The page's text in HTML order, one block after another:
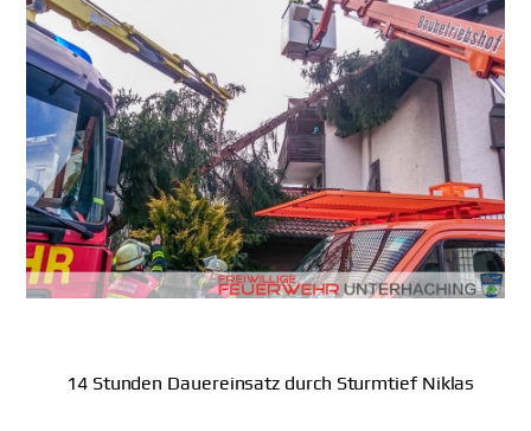
14 Stunden Dauereinsatz durch Sturmtief Niklas